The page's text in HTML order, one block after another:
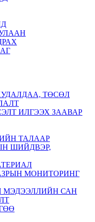
ТӨСӨЛ
ИЛГЭЭХ ЗААВАР
ТАЛААР
ШИЙДВЭР,
МОНИТОРИНГ
МЭДЭЭЛЛИЙН САН